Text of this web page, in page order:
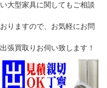
大型家具に関してもご相談
りますので、お気軽にお問
張買取りお伺い致します！